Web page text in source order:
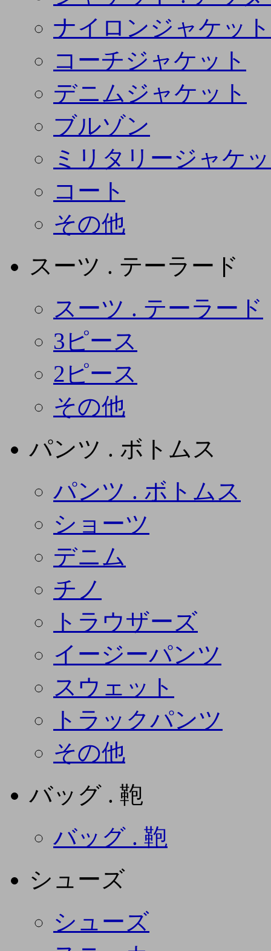
ナイロンジャケット
コーチジャケット
デニムジャケット
ブルゾン
ミリタリージャケ
コート
その他
スーツ . テーラード
スーツ . テーラード
3ピース
2ピース
その他
パンツ . ボトムス
パンツ . ボトムス
ショーツ
デニム
チノ
トラウザーズ
イージーパンツ
スウェット
トラックパンツ
その他
バッグ . 鞄
バッグ . 鞄
シューズ
シューズ